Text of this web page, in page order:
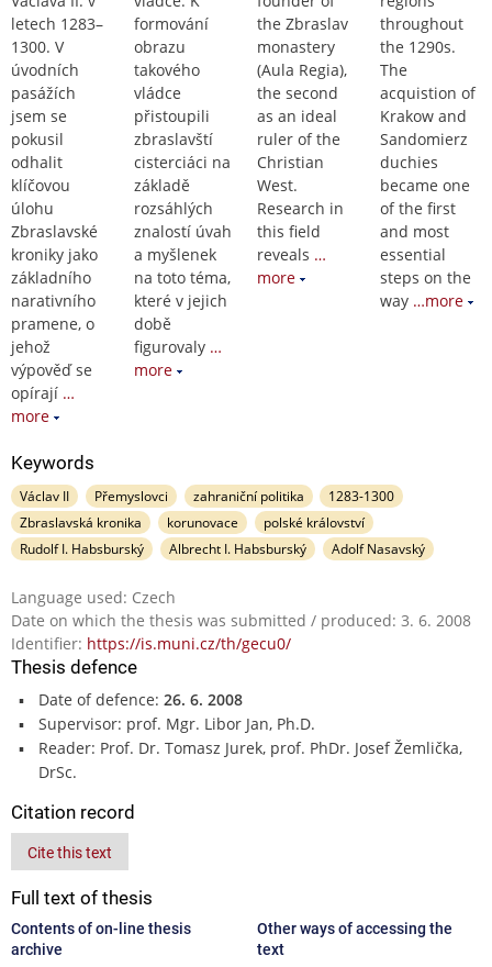
letech 1283–
1300. V
úvodních
pasážích
jsem se
pokusil
odhalit
klíčovou
úlohu
Zbraslavské
kroniky jako
základního
narativního
pramene, o
jehož
výpověď se
opírají …
more
formování
obrazu
takového
vládce
přistoupili
zbraslavští
cisterciáci na
základě
rozsáhlých
znalostí úvah
a myšlenek
na toto téma,
které v jejich
době
figurovaly …
more
the Zbraslav
monastery
(Aula Regia),
the second
as an ideal
ruler of the
Christian
West.
Research in
this field
reveals …
more
throughout
the 1290s.
The
acquistion of
Krakow and
Sandomierz
duchies
became one
of the first
and most
essential
steps on the
way …more
Keywords
Václav II Přemyslovci zahraniční politika
1283-1300
Zbraslavská kronika
korunovace
polské království
Rudolf I. Habsburský
Albrecht I. Habsburský Adolf Nasavský
Language used: Czech
Date on which the thesis was submitted / produced: 3. 6. 2008
Identifier: https://is.muni.cz/th/gecu0/
Thesis defence
Date of defence: 26. 6. 2008
Supervisor: prof. Mgr. Libor Jan, Ph.D.
Reader: Prof. Dr. Tomasz Jurek, prof. PhDr. Josef Žemlička,
DrSc.
Citation record
Cite this text
Full text of thesis
Contents of on-line thesis
archive
Other ways of accessing the
text